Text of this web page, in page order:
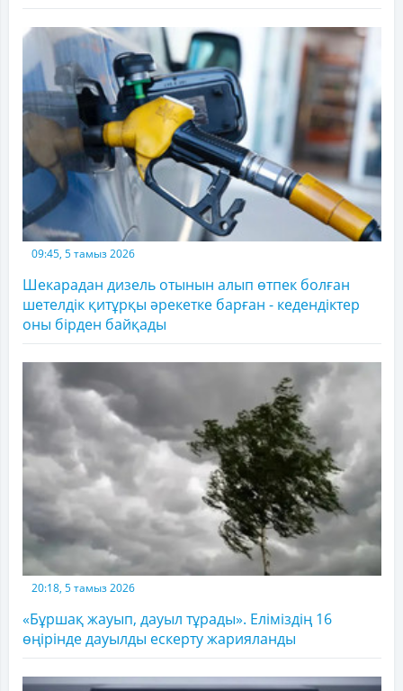
09:45, 5 тамыз 2026
Шекарадан дизель отынын алып өтпек болған
шетелдік қитұрқы әрекетке барған - кедендіктер
оны бірден байқады
20:18, 5 тамыз 2026
«Бұршақ жауып, дауыл тұрады». Еліміздің 16
өңірінде дауылды ескерту жарияланды